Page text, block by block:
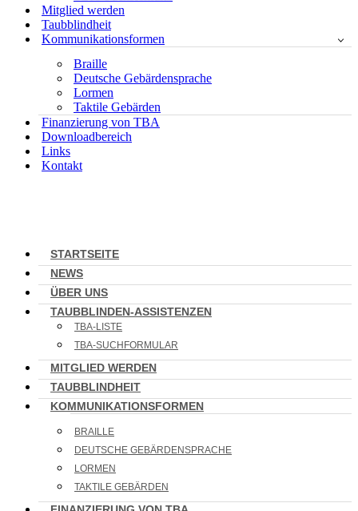
Mitglied werden
Taubblindheit
Kommunikationsformen
Braille
Deutsche Gebärdensprache
Lormen
Taktile Gebärden
Finanzierung von TBA
Downloadbereich
Links
Kontakt
STARTSEITE
NEWS
ÜBER UNS
TAUBBLINDEN-ASSISTENZEN
TBA-LISTE
TBA-SUCHFORMULAR
MITGLIED WERDEN
TAUBBLINDHEIT
KOMMUNIKATIONSFORMEN
BRAILLE
DEUTSCHE GEBÄRDENSPRACHE
LORMEN
TAKTILE GEBÄRDEN